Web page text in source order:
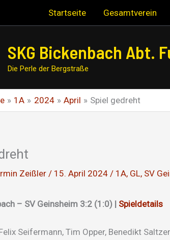
Startseite Gesamtverein
SKG Bickenbach Abt.
Die Perle der Bergstraße
1A 2024 April Spiel gedreht
Zeißler / 15. April 2024 / 1A, GL, SV
– SV Geinsheim 3:2 (1:0) | Spieldetails
Seifermann, Tim Opper, Benedikt